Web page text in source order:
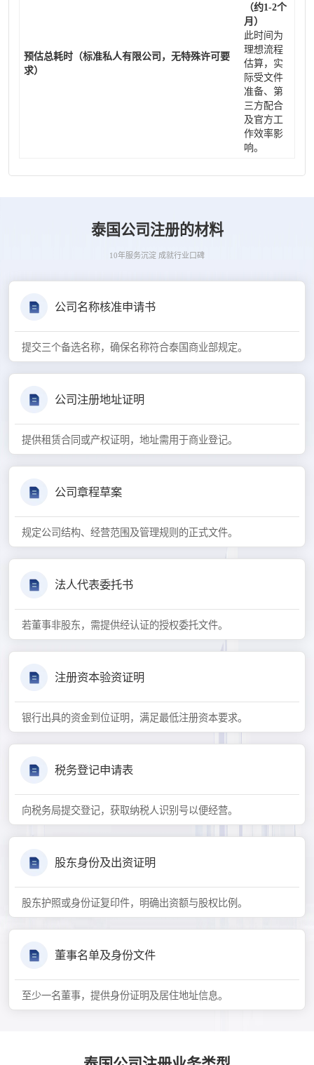
预估总耗时（标准私人有限公司，无特殊许可要
求）
（约1-2个
月）
此时间为
理想流程
估算，实
际受文件
准备、第
三方配合
及官方工
作效率影
响。
泰国公司注册的材料
10年服务沉淀 成就行业口碑
公司名称核准申请书
提交三个备选名称，确保名称符合泰国商业部规定。
公司注册地址证明
提供租赁合同或产权证明，地址需用于商业登记。
公司章程草案
规定公司结构、经营范围及管理规则的正式文件。
法人代表委托书
若董事非股东，需提供经认证的授权委托文件。
注册资本验资证明
银行出具的资金到位证明，满足最低注册资本要求。
税务登记申请表
向税务局提交登记，获取纳税人识别号以便经营。
股东身份及出资证明
股东护照或身份证复印件，明确出资额与股权比例。
董事名单及身份文件
至少一名董事，提供身份证明及居住地址信息。